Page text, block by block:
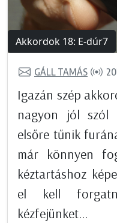
Akkordok 18: E-dúr7
GÁLL TAMÁS
Igazán szép
nagyon jól szól
elsőre tűnik
már könnyen
kéztartáshoz
el kell
kézfejünket...